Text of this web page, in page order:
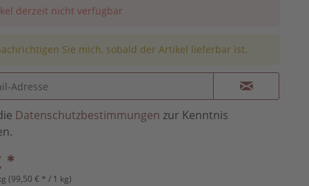
derzeit nicht verfügbar
Sie mich, sobald der Artikel lieferbar ist.
Datenschutzbestimmungen zur Kenntnis
*
(99,50 € * / 1 kg)